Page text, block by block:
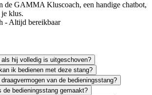
de GAMMA Kluscoach, een handige chatbot,
klus.
- Altijd bereikbaar
hij volledig is uitgeschoven?
ik bedienen met deze stang?
van de bedieningsstang?
de bedieningsstang gemaakt?